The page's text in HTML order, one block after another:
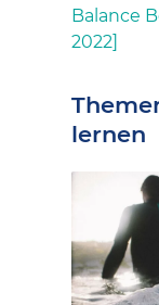
Balance
2022]
lernen